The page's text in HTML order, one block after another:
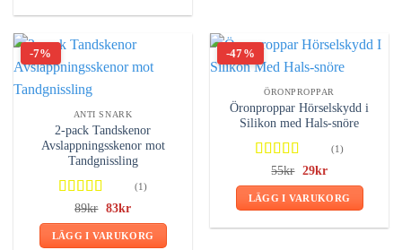
-7%
ANTI SNARK
2-pack Tandskenor
Avslappningsskenor mot
Tandgnissling
Betygsatt
5.00av 5
(1)
89kr Det
priset
var:
83krDet
priset
är:
LÄGG I VARUKORG
-47%
ÖRONPROPPAR
Öronproppar Hörselskydd i
Silikon med Hals-snöre
Betygsatt
5.00av 5
(1)
55kr
Det
priset
var:
29krDet
priset
är:
LÄGG I VARUKORG